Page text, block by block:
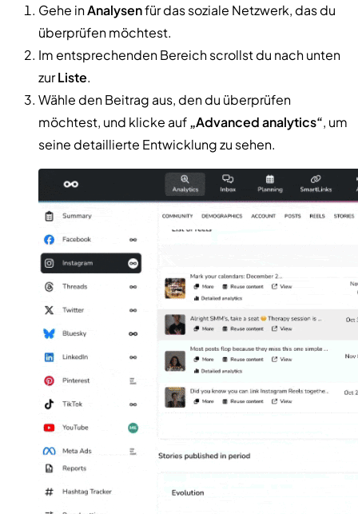
Gehe inAnalysenfür das soziale Netzwerk, das du
überprüfen möchtest.
Im entsprechenden Bereich scrollst du nach unten
zurListe.
Wähle den Beitrag aus, den du überprüfen
möchtest, und klicke auf„Advanced analytics“, um
seine detaillierte Entwicklung zu sehen.